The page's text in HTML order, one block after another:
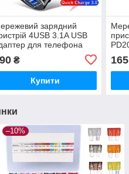
зарядний
4USB 3.1A USB
для телефона
₴
Купити
165
–10%